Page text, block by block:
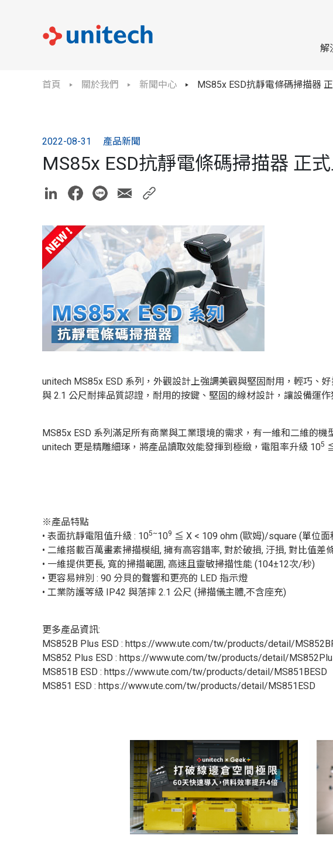
解
首頁 關於我們 新聞中心 MS85x ESD抗靜電條碼掃描器
2022-08-31 產品新聞
MS85x ESD抗靜電條碼掃描器 正
unitech MS85x ESD 系列，外觀設計上強調美觀與堅固耐用，輕巧、
與 2.1 公尺耐摔品質認證，耐用的按鍵、堅固的線材設計，讓設備運
MS85x ESD 系列滿足所有商業與工業環境的需求，有一維和二維的
unitech 更是精雕細琢，將產品讀取效能發揮到極緻，電阻率升級 105
※產品特點
• 表面抗靜電阻值升級 : 105~109 ≦ X < 109 ohm (歐姆)/square (單位面
• 二維搭載百萬畫素掃描模組, 擁有高容錯率, 對於破損, 汙損, 對比值差
• 一維提供更長, 寬的掃描範圍, 高速且靈敏掃描性能 (104±12次/秒)
• 更容易辨別 : 90 分貝的聲響和更亮的 LED 指示燈
• 工業防護等級 IP42 與落摔 2.1 公尺 (掃描儀主體,不含座充)
更多產品資訊:
MS852B Plus ESD : https://www.ute.com/tw/products/detail/
MS852 Plus ESD : https://www.ute.com/tw/products/detail/
MS851B ESD : https://www.ute.com/tw/products/detail/MS851BESD
MS851 ESD : https://www.ute.com/tw/products/detail/MS851ESD